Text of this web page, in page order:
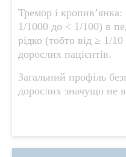
Тремор і кропив’янка:
1/1000 до < 1/100) в
рідко (тобто від ≥ 1/
дорослих пацієнтів.
Загальний профіль
дорослих значущо не